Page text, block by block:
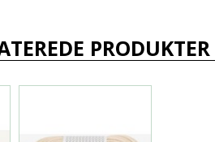
PRODUKTER